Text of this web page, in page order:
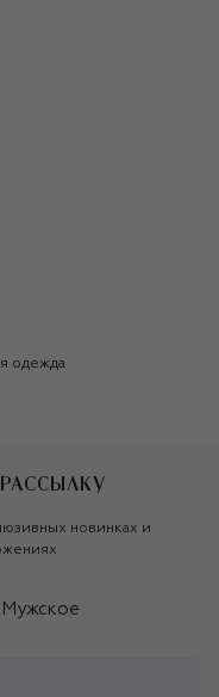
одежда
новинках и
Мужское